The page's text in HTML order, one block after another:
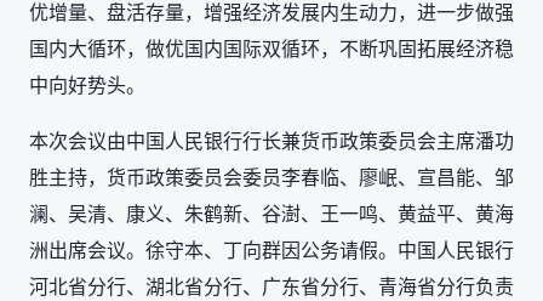
优增量、盘活存量，增强经济发展内生动力，进一步做强
国内大循环，做优国内国际双循环，不断巩固拓展经济稳
中向好势头。
本次会议由中国人民银行行长兼货币政策委员会主席潘功
胜主持，货币政策委员会委员李春临、廖岷、宣昌能、邹
澜、吴清、康义、朱鹤新、谷澍、王一鸣、黄益平、黄海
洲出席会议。徐守本、丁向群因公务请假。中国人民银行
河北省分行、湖北省分行、广东省分行、青海省分行负责